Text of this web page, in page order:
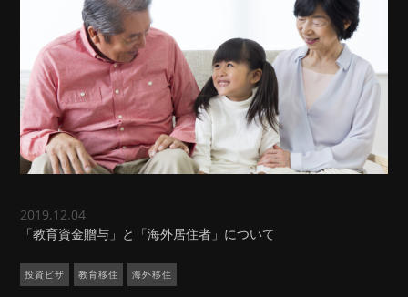
2019.12.04
「教育資金贈与」と「海外居住者」について
投資ビザ 教育移住 海外移住